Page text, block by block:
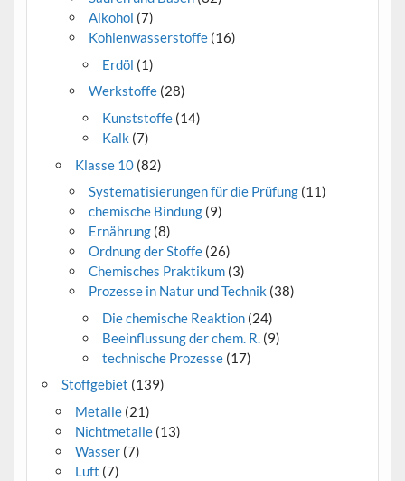
Alkohol (7)
Kohlenwasserstoffe (16)
Erdöl (1)
Werkstoffe (28)
Kunststoffe (14)
Kalk (7)
Klasse 10(82)
Systematisierungen für die Prüfung (11)
chemische Bindung (9)
Ernährung (8)
Ordnung der Stoffe (26)
Chemisches Praktikum (3)
Prozesse in Natur und Technik (38)
Die chemische Reaktion (24)
Beeinflussung der chem. R. (9)
technische Prozesse (17)
Stoffgebiet (139)
Metalle(21)
Nichtmetalle(13)
Wasser(7)
Luft (7)